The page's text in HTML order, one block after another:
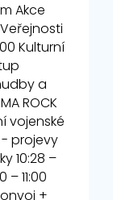
Akce
Veřejnosti
Kulturní
a
ROCK
vojenské
- projevy
10:28 –
11:00
+